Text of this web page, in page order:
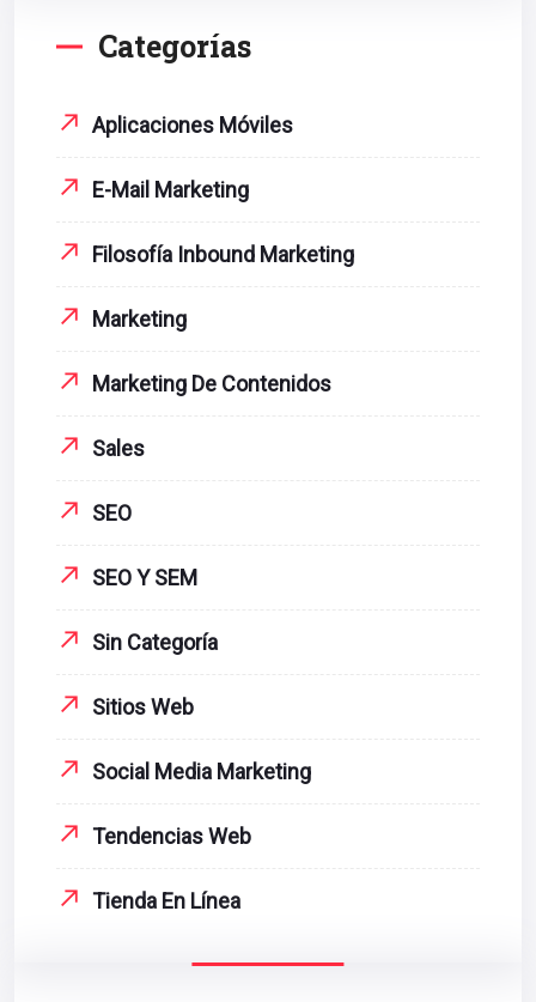
Categorías
Aplicaciones Móviles
E-Mail Marketing
Filosofía Inbound Marketing
Marketing
Marketing De Contenidos
Sales
SEO
SEO Y SEM
Sin Categoría
Sitios Web
Social Media Marketing
Tendencias Web
Tienda En Línea